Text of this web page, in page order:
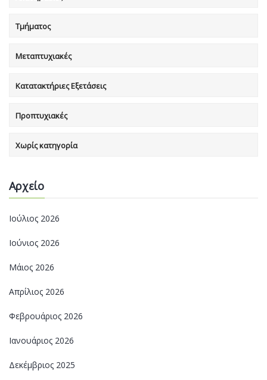
Τμήματος
Μεταπτυχιακές
Κατατακτήριες Εξετάσεις
Προπτυχιακές
Χωρίς κατηγορία
Αρχείο
Ιούλιος 2026
Ιούνιος 2026
Μάιος 2026
Απρίλιος 2026
Φεβρουάριος 2026
Ιανουάριος 2026
Δεκέμβριος 2025